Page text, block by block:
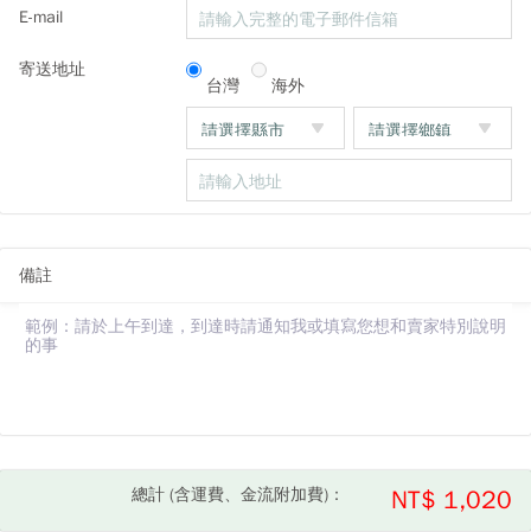
E-mail
寄送地址
台灣
海外
備註
總計 (含運費、金流附加費)： NT$ 1,020